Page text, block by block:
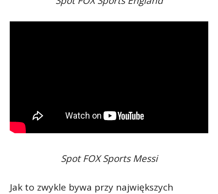
Spot FOX Sports Messi
Jak to zwykle bywa przy największych